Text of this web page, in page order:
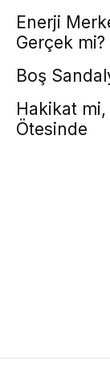
Enerji
Gerçek mi?
Boş
Hakikat mi,
Ötesinde